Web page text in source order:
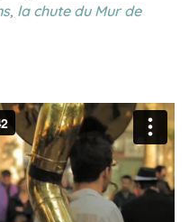
la chute du Mur de